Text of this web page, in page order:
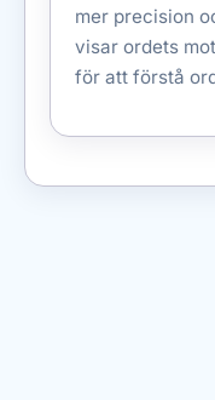
mer precision
visar ordets
för att förstå